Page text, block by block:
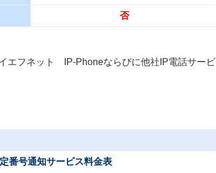
否
エフネット IP-Phoneならびに他社IP電話サービ
番号通知サービス料金表